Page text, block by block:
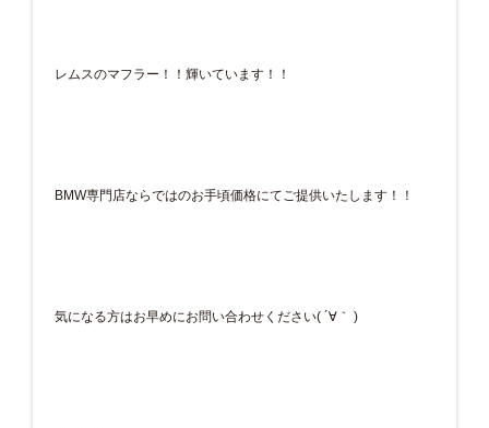
レムスのマフラー！！輝いています！！
BMW専門店ならではのお手頃価格にてご提供いたします！！
気になる方はお早めにお問い合わせください( ´∀｀ )